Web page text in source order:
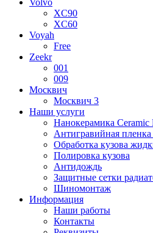
XC90
XC60
Voyah
Free
Zeekr
001
009
Москвич
Москвич 3
Наши услуги
Нанокерамика Ceramic
Антигравийная пленка
Обработка кузова
Полировка кузова
Антидождь
Защитные сетки
Шиномонтаж
Информация
Наши работы
Контакты